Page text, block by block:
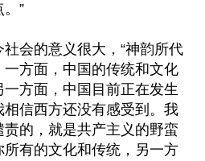
”
会的意义很大，“神韵所代
方面，中国的传统和文化
方面，中国目前正在发生
信西方还没有感受到。我
的，就是共产主义的野蛮
有的文化和传统，另一方